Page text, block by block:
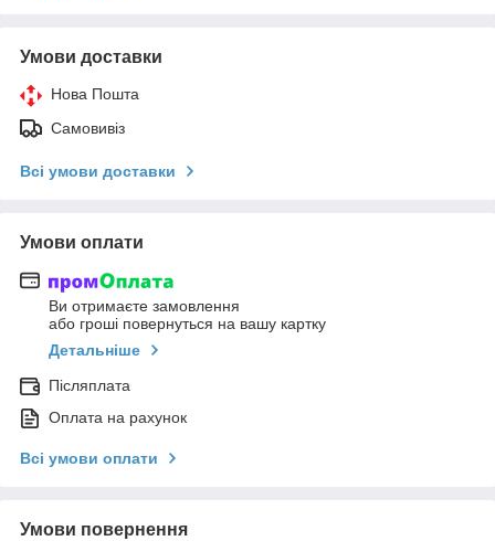
Умови доставки
Нова Пошта
Самовивіз
Всі умови доставки
Умови оплати
Ви отримаєте замовлення
або гроші повернуться на вашу картку
Детальніше
Післяплата
Оплата на рахунок
Всі умови оплати
Умови повернення